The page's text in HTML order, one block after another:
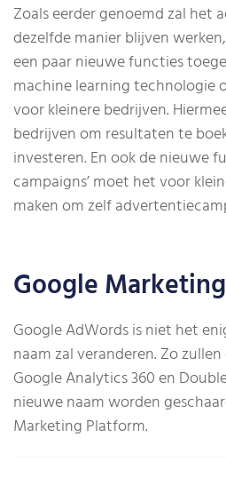
Zoals eerder genoemd zal
dezelfde manier blijven
een paar nieuwe functies
machine learning technologie
voor kleinere bedrijven.
bedrijven om resultaten te
investeren. En ook de nieuwe
campaigns’ moet het voor
maken om zelf
Google
Google AdWords is niet het
naam zal veranderen. Zo
Google Analytics 360 en
nieuwe naam worden
Marketing Platform.